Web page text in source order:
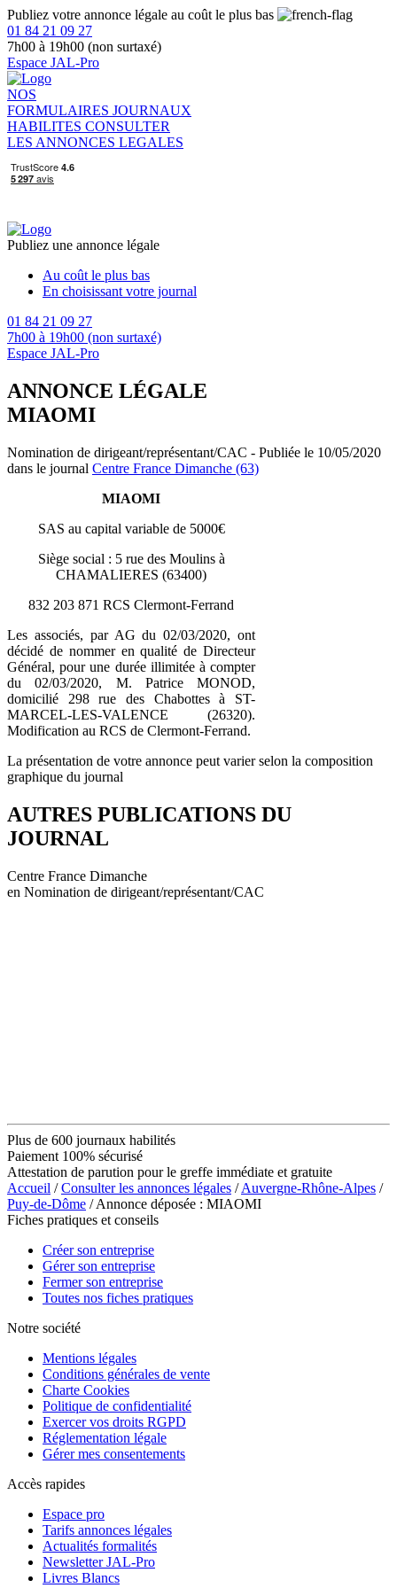
Publiez votre annonce légale au coût le plus bas
01 84 21 09 27
7h00 à 19h00 (non surtaxé)
Espace JAL-Pro
NOS
FORMULAIRES JOURNAUX
HABILITES CONSULTER
LES ANNONCES LEGALES
Publiez une annonce légale
Au coût le plus bas
En choisissant votre journal
01 84 21 09 27
7h00 à 19h00 (non surtaxé)
Espace JAL-Pro
ANNONCE LÉGALE
MIAOMI
Nomination de dirigeant/représentant/CAC - Publiée le 10/05/2020
dans le journal Centre France Dimanche (63)
MIAOMI
SAS au capital variable de 5000€
Siège social : 5 rue des Moulins à
CHAMALIERES (63400)
832 203 871 RCS Clermont-Ferrand
Les associés, par AG du 02/03/2020, ont
décidé de nommer en qualité de Directeur
Général, pour une durée illimitée à compter
du 02/03/2020, M. Patrice MONOD,
domicilié 298 rue des Chabottes à ST-
MARCEL-LES-VALENCE (26320).
Modification au RCS de Clermont-Ferrand.
La présentation de votre annonce peut varier selon la composition
graphique du journal
AUTRES PUBLICATIONS DU
JOURNAL
Centre France Dimanche
en Nomination de dirigeant/représentant/CAC
Plus de 600 journaux habilités
Paiement 100% sécurisé
Attestation de parution pour le greffe immédiate et gratuite
Accueil /Consulter les annonces légales /Auvergne-Rhône-Alpes /
Puy-de-Dôme / Annonce déposée : MIAOMI
Fiches pratiques et conseils
Créer son entreprise
Gérer son entreprise
Fermer son entreprise
Toutes nos fiches pratiques
Notre société
Mentions légales
Conditions générales de vente
Charte Cookies
Politique de confidentialité
Exercer vos droits RGPD
Réglementation légale
Gérer mes consentements
Accès rapides
Espace pro
Tarifs annonces légales
Actualités formalités
Newsletter JAL-Pro
Livres Blancs